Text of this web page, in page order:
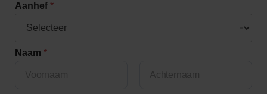
Aanhef *
Naam *